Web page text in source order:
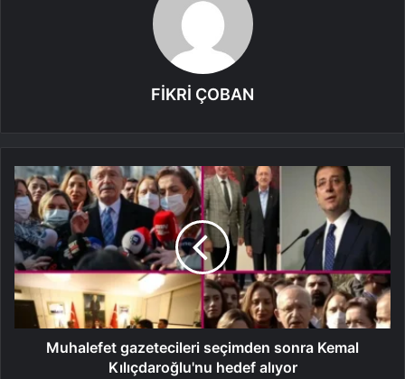
FİKRİ ÇOBAN
Muhalefet gazetecileri seçimden sonra Kemal
Kılıçdaroğlu'nu hedef alıyor